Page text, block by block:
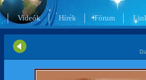
Videók Hírek Fórum